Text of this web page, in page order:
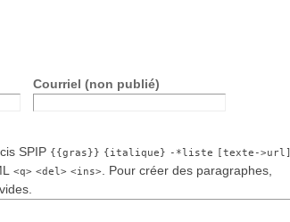
Courriel (non publié)
SPIP {{gras}} {italique} -*liste [texte->url]
<q> <del> <ins>
. Pour créer des paragraphes,